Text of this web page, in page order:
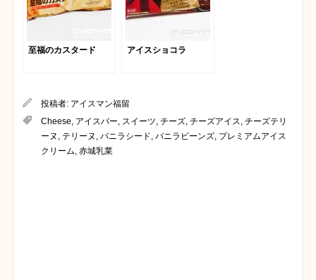
至福のカスタード アイスショコラ
投稿者: アイスマン福留
Cheese, アイスバー, スイーツ, チーズ, チーズアイス, チーズテリ
ーヌ , テリーヌ , バニラシード, バニラビーンズ, プレミアムアイス
クリーム, 赤城乳業